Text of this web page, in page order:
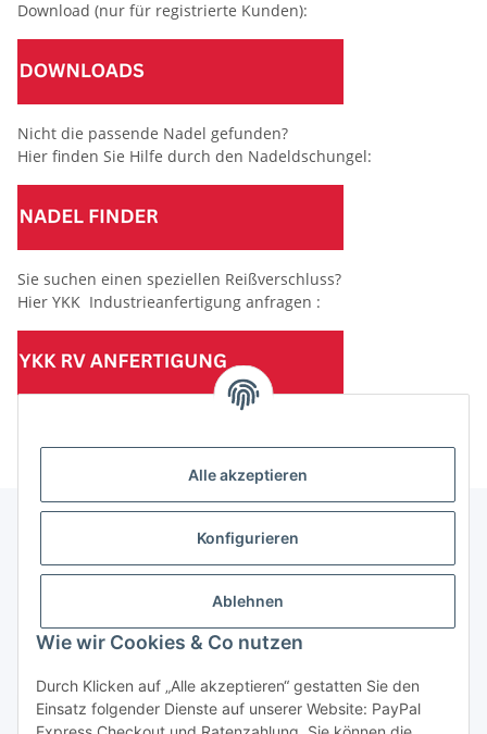
Alle akzeptieren
Konfigurieren
Ablehnen
Wie wir Cookies & Co nutzen
Durch Klicken auf „Alle akzeptieren“ gestatten Sie den
Einsatz folgender Dienste auf unserer Website: PayPal
Download (nur für registrierte Kunden):
Nicht die passende Nadel gefunden?
Hier finden Sie Hilfe durch den Nadeldschungel:
Sie suchen einen speziellen Reißverschluss?
Hier YKK Industrieanfertigung anfragen :
(Mindesttabnahmemenge 10 Stück je Länge und Farbe)
Informationen
Gesetzliche Informationen
Vertrag widerrufen